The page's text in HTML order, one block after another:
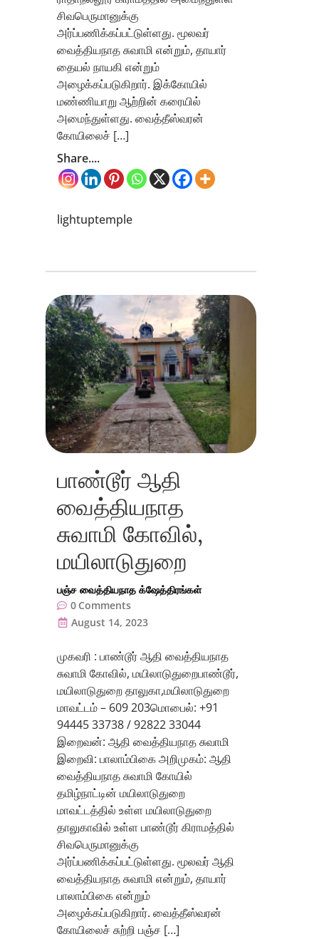
சிவபெருமானுக்கு
அர்ப்பணிக்கப்பட்டுள்ளது. மூலவர்
வைத்தியநாத சுவாமி என்றும், தாயார்
தையல் நாயகி என்றும்
அழைக்கப்படுகிறார். இக்கோயில்
மண்ணியாறு ஆற்றின் கரையில்
அமைந்துள்ளது. வைத்தீஸ்வரன்
கோயிலைச் […]
Share....
lightuptemple
பாண்டூர் ஆதி
வைத்தியநாத
சுவாமி கோவில்,
மயிலாடுதுறை
பஞ்ச வைத்தியநாத க்ஷேத்திரங்கள்
0 Comments
August 14, 2023
முகவரி : பாண்டூர் ஆதி வைத்தியநாத
சுவாமி கோவில், மயிலாடுதுறைபாண்டூர்,
மயிலாடுதுறை தாலுகா,மயிலாடுதுறை
மாவட்டம் – 609 203மொபைல்: +91
94445 33738 / 92822 33044
இறைவன்: ஆதி வைத்தியநாத சுவாமி
இறைவி: பாலாம்பிகை அறிமுகம்: ஆதி
வைத்தியநாத சுவாமி கோயில்
தமிழ்நாட்டின் மயிலாடுதுறை
மாவட்டத்தில் உள்ள மயிலாடுதுறை
தாலுகாவில் உள்ள பாண்டூர் கிராமத்தில்
சிவபெருமானுக்கு
அர்ப்பணிக்கப்பட்டுள்ளது. மூலவர் ஆதி
வைத்தியநாத சுவாமி என்றும், தாயார்
பாலாம்பிகை என்றும்
அழைக்கப்படுகிறார். வைத்தீஸ்வரன்
கோயிலைச் சுற்றி பஞ்ச […]